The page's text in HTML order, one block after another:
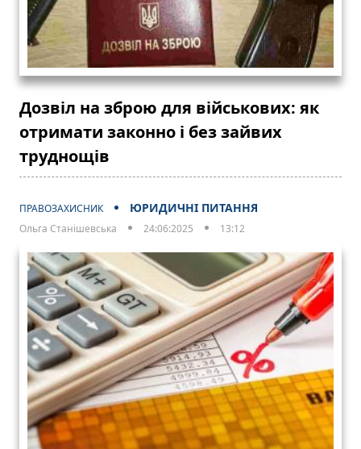
Дозвіл на зброю для військових: як
отримати законно і без зайвих
труднощів
ПРАВОЗАХИСНИК ЮРИДИЧНІ ПИТАННЯ
Ольга Станішевська 24:06:2025 13:12